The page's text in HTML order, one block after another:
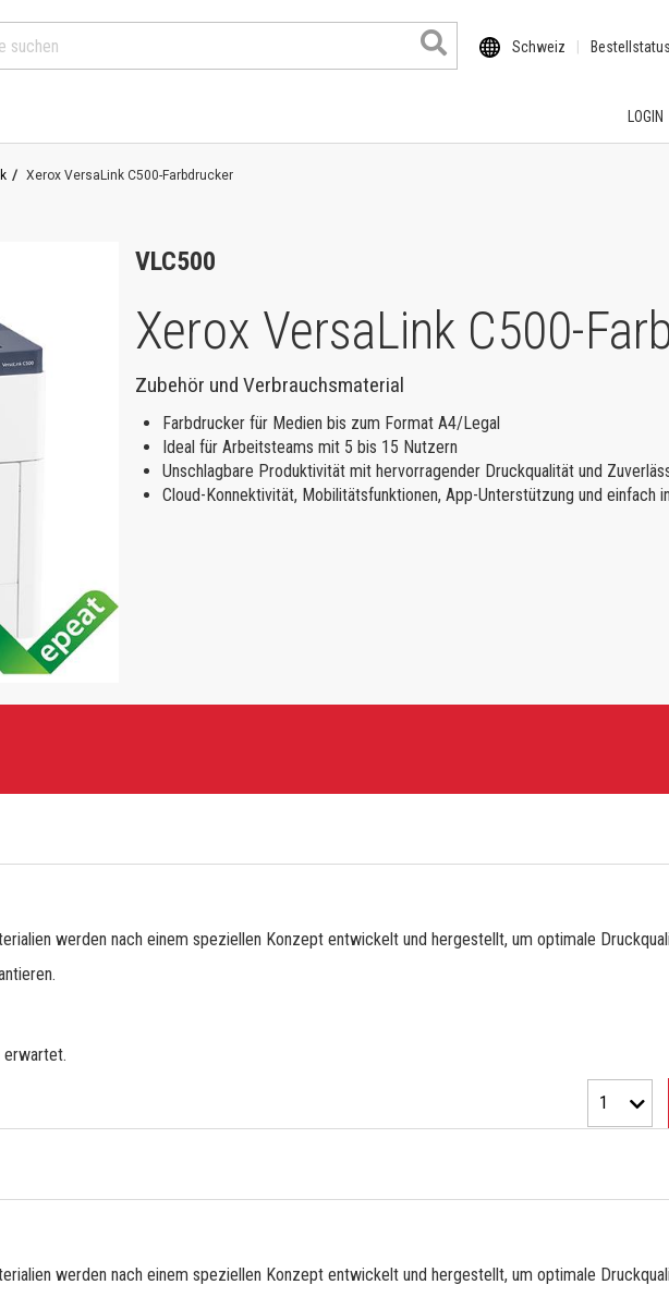
Schweiz Bestellstatus
LOGIN
Xerox VersaLink C500-Farbdrucker
VLC500
Xerox VersaLink C500-
Zubehör und Verbrauchsmaterial
Farbdrucker für Medien bis zum Format A4/Legal
Ideal für Arbeitsteams mit 5 bis 15 Nutzern
Unschlagbare Produktivität mit hervorragender Druckqualität und
Cloud-Konnektivität, Mobilitätsfunktionen, App-Unterstützung und einfach
werden nach einem speziellen Konzept entwickelt und hergestellt, um optimale
erwartet.
1
werden nach einem speziellen Konzept entwickelt und hergestellt, um optimale